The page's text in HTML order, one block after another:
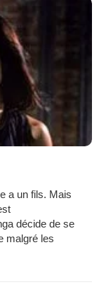
a un fils. Mais
décide de se
malgré les